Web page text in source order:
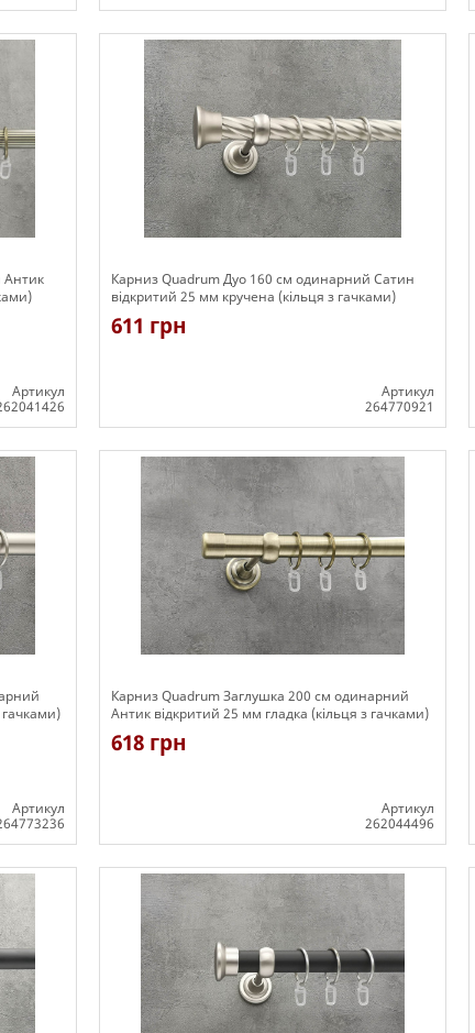
Антик
Артикул
Карниз Quadrum Дуо 160 см одинарний Сатин
відкритий 25 мм кручена (кільця з гачками)
611 грн
Артикул
264770921
Артикул
Карниз Quadrum Заглушка 200 см одинарний
Антик відкритий 25 мм гладка (кільця з гачками)
618 грн
Артикул
262044496